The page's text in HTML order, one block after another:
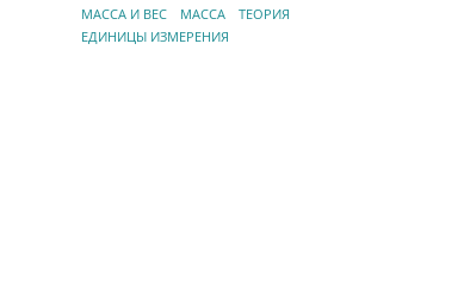
МАССА И ВЕС
МАССА
ТЕОРИЯ
ЕДИНИЦЫ ИЗМЕРЕНИЯ